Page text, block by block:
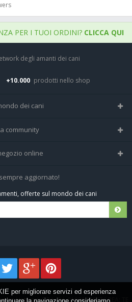
PER I TUOI ORDINI? CLICCA QUI
degli amanti dei cani
+10.000 prodotti nello shop
dei cani
le razze
community
Home
i cani iscritti
online
per cani
e resi
aggiornato!
offerte sul mondo dei cani
Network S.R.L. P.I. 01821400676 REA: TE
per migliorare servizi ed esperienza